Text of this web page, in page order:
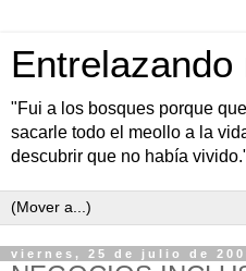
Entrelazando
"Fui a los bosques porque
sacarle todo el meollo a la
descubrir que no había
viernes, 25 de julio de